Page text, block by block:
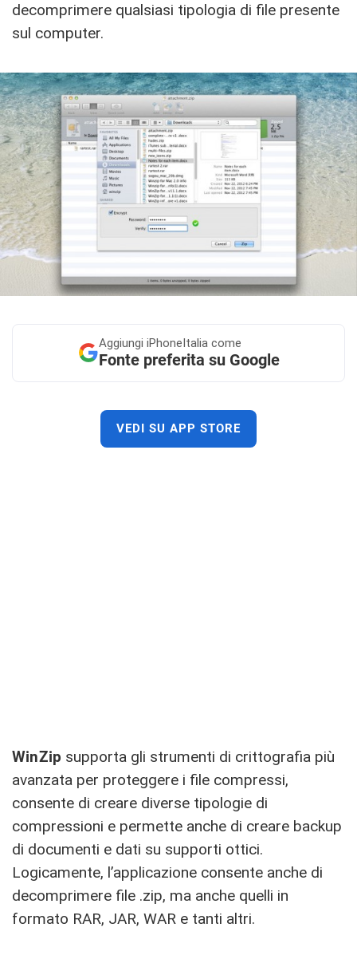
decomprimere qualsiasi tipologia di file presente
sul computer.
Aggiungi iPhoneItalia come
Fonte preferita su Google
VEDI SU APP STORE
WinZip supporta gli strumenti di crittografia più
avanzata per proteggere i file compressi,
consente di creare diverse tipologie di
compressioni e permette anche di creare backup
di documenti e dati su supporti ottici.
Logicamente, l’applicazione consente anche di
decomprimere file .zip, ma anche quelli in
formato RAR, JAR, WAR e tanti altri.